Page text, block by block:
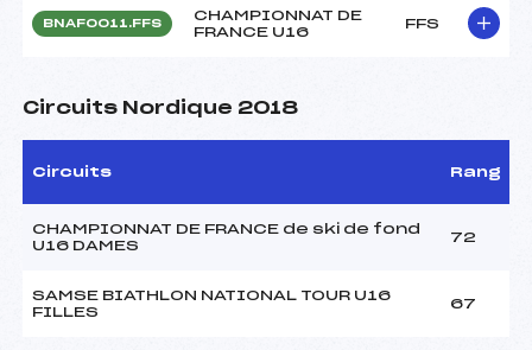
BNAF0011.FFS
CHAMPIONNAT DE
FRANCE U16
FFS
Circuits Nordique 2018
Circuits Rang
CHAMPIONNAT DE FRANCE de ski de fond
U16 DAMES
72
SAMSE BIATHLON NATIONAL TOUR U16
FILLES
67